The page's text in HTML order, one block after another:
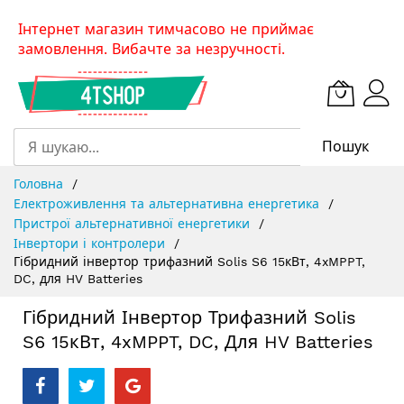
SkipІнтернет магазин тимчасово не приймає
замовлення. Вибачте за незручності.
Пошук
Головна
Електроживлення та альтернативна енергетика
Пристрої альтернативної енергетики
Інвертори і контролери
Гібридний інвертор трифазний Solis S6 15кВт, 4xMPPT,
DC, для HV Batteries
Гібридний Інвертор Трифазний Solis
S6 15кВт, 4xMPPT, DC, Для HV Batteries